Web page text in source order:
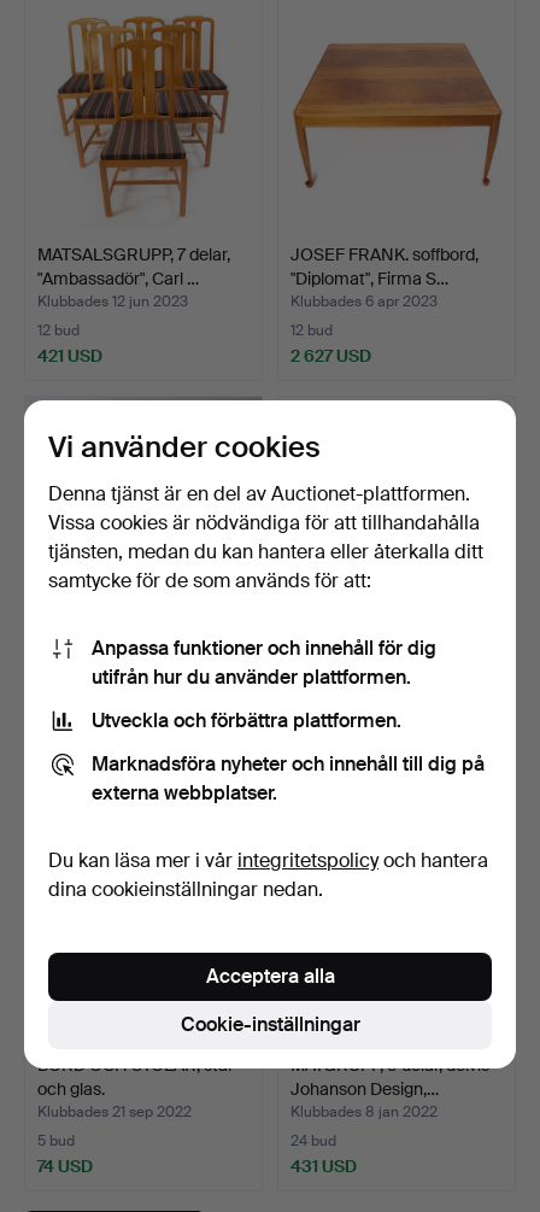
MATSALSGRUPP, 7 delar,
"Ambassadör", Carl …
Klubbades 12 jun 2023
12 bud
421 USD
JOSEF FRANK. soffbord,
"Diplomat", Firma S…
Klubbades 6 apr 2023
12 bud
2 627 USD
SKÄNK, gustavianskstil,
sekelskiftet 1800/…
Klubbades 22 okt 2022
33 bud
1 156 USD
MATGRUPP, nio delar,
Torbjörn Afdal, 1960-…
50 bud
5 043 USD
BORD OCH STOLAR, stål
och glas.
Klubbades 21 sep 2022
5 bud
74 USD
MATGRUPP, 5 delar, delvis
Johanson Design,…
Klubbades 8 jan 2022
24 bud
431 USD
Vi använder cookies
Denna tjänst är en del av Auctionet-plattformen.
Vissa cookies är nödvändiga för att tillhandahålla
tjänsten, medan du kan hantera eller återkalla ditt
samtycke för de som används för att:
Anpassa funktioner och innehåll för dig
utifrån hur du använder plattformen.
Utveckla och förbättra plattformen.
Marknadsföra nyheter och innehåll till dig på
externa webbplatser.
Du kan läsa mer i vår integritetspolicyoch hantera
dina cookieinställningar nedan.
Cookie-inställningar
Acceptera alla